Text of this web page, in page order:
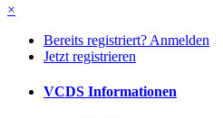
×
Bereits registriert? Anmelden
Jetzt registrieren
VCDS Informationen